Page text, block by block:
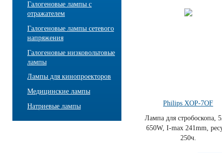
Галогеновые лампы с
отражателем
Галогеновые лампы сетевого
напряжения
Галогеновые низковольтовые
лампы
Лампы для кинопроекторов
Медицинские лампы
Натриевые лампы
Philips XOP-7OF
Лампа для стробоскопа,
650W, I-max 241mm,
250ч.